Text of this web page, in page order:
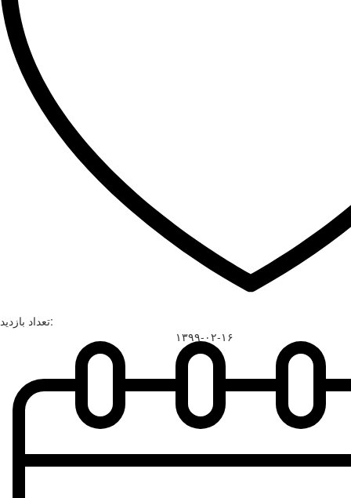
تعداد بازدید:
۱۳۹۹-۰۲-۱۶